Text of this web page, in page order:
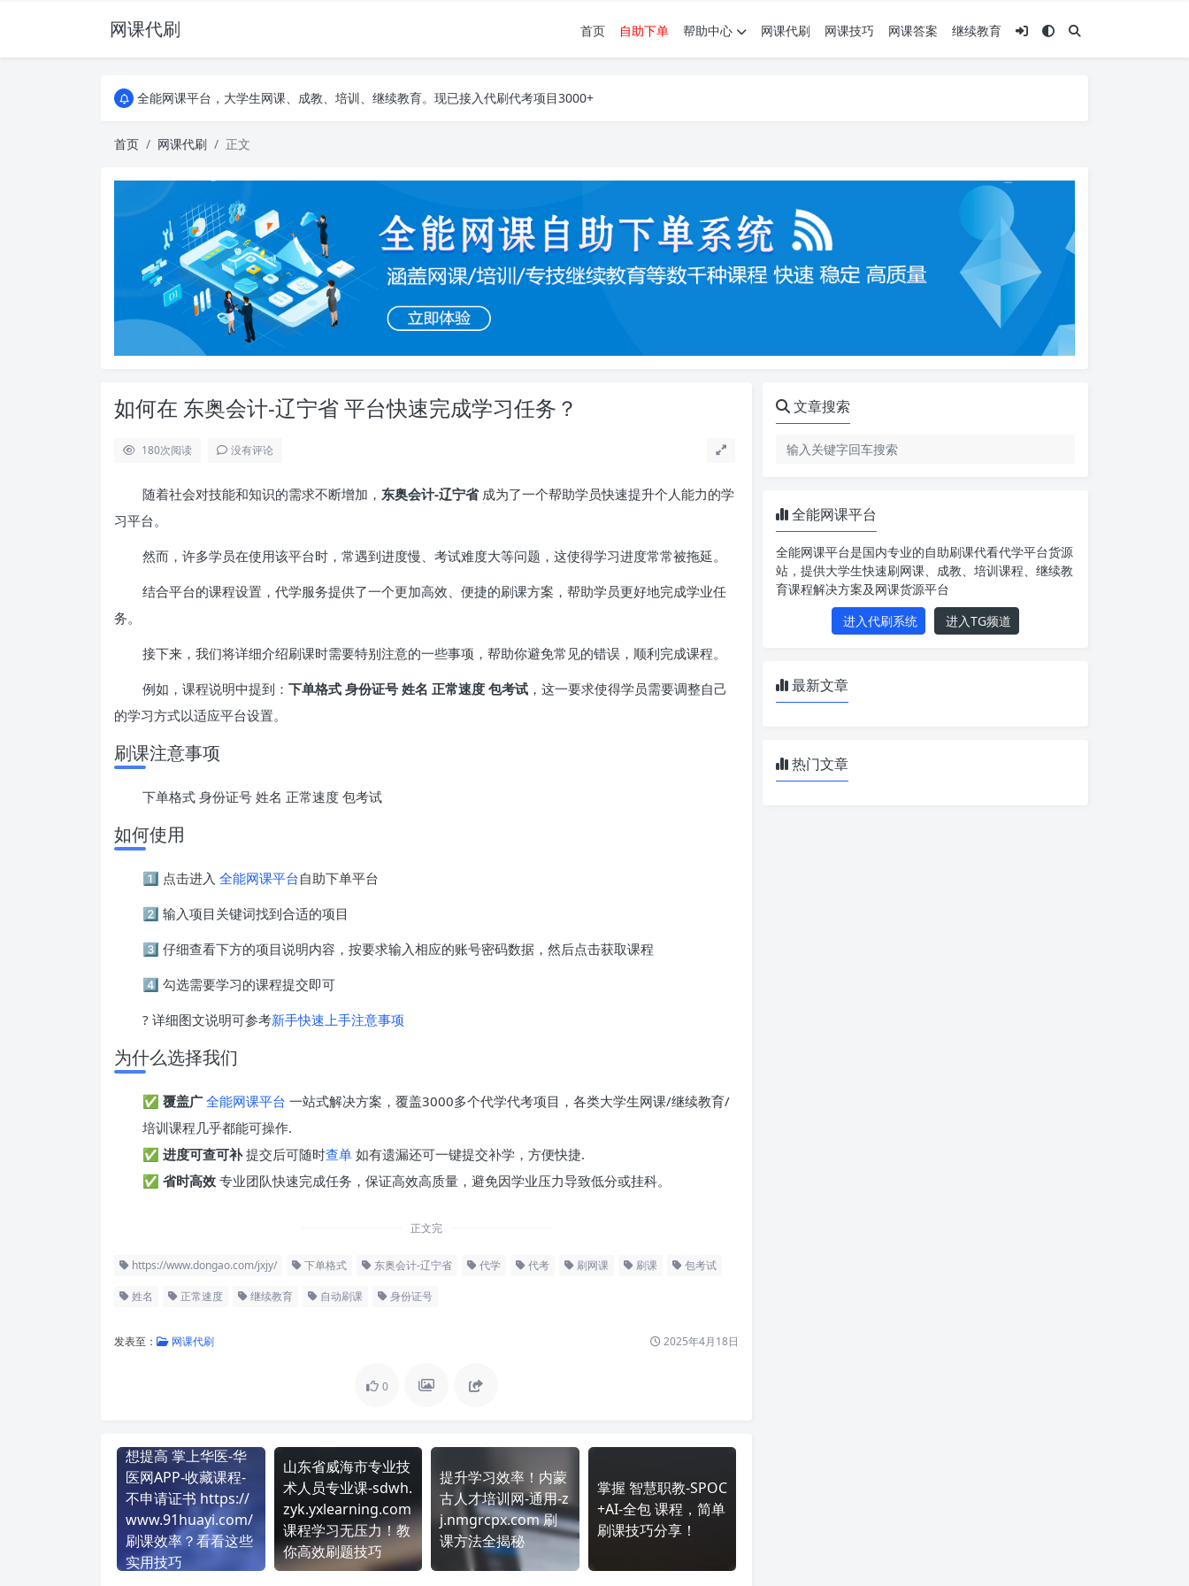
网课代刷 首页 自助下单 帮助中心 网课代刷 网课技巧 网课答案 继续教育
AI论文写作平台，根据真实文献内容生成论文
全能网课平台，大学生网课、成教、培训、继续教育。现已接入代刷代考项目3000+
全能网课平台，大学生网课、成教、培训、继续教育。现已接入代刷代考项目3000+
首页 网课代刷 正文
如何在 东奥会计-辽宁省 平台快速完成学习任务？
180次阅读 没有评论
随着社会对技能和知识的需求不断增加， 东奥会计-辽宁省成为了一个帮助学员快速提升个人能力的学
习平台。
然而，许多学员在使用该平台时，常遇到进度慢、考试难度大等问题，这使得学习进度常常被拖延。
结合平台的课程设置，代学服务提供了一个更加高效、便捷的刷课方案，帮助学员更好地完成学业任
务。
接下来，我们将详细介绍刷课时需要特别注意的一些事项，帮助你避免常见的错误，顺利完成课程。
例如，课程说明中提到： 下单格式 身份证号 姓名 正常速度 包考试 ，这一要求使得学员需要调整自己
的学习方式以适应平台设置。
刷课注意事项
下单格式 身份证号 姓名 正常速度 包考试
如何使用
1️⃣ 点击进入 全能网课平台自助下单平台
2️⃣ 输入项目关键词找到合适的项目
3️⃣ 仔细查看下方的项目说明内容，按要求输入相应的账号密码数据，然后点击获取课程
4️⃣ 勾选需要学习的课程提交即可
? 详细图文说明可参考新手快速上手注意事项
为什么选择我们
✅ 覆盖广 全能网课平台 一站式解决方案，覆盖3000多个代学代考项目，各类大学生网课/继续教育/
培训课程几乎都能可操作.
✅ 进度可查可补提交后可随时查单 如有遗漏还可一键提交补学，方便快捷.
✅ 省时高效 专业团队快速完成任务，保证高效高质量，避免因学业压力导致低分或挂科。
正文完
https://www.dongao.com/jxjy/ 下单格式 东奥会计-辽宁省 代学 代考 刷网课 刷课 包考试
姓名 正常速度 继续教育 自动刷课 身份证号
发表至： 网课代刷 2025年4月18日
0
想提高 掌上华医-华
医网APP-收藏课程-
不申请证书 https://
www.91huayi.com/
刷课效率？看看这些
实用技巧
山东省威海市专业技
术人员专业课-sdwh.
zyk.yxlearning.com
课程学习无压力！教
你高效刷题技巧
提升学习效率！内蒙
古人才培训网-通用-z
j.nmgrcpx.com 刷
课方法全揭秘
掌握 智慧职教-SPOC
+AI-全包 课程，简单
刷课技巧分享！
文章搜索
全能网课平台
全能网课平台是国内专业的自助刷课代看代学平台货源
站，提供大学生快速刷网课、成教、培训课程、继续教
育课程解决方案及网课货源平台
进入代刷系统
进入TG频道
最新文章
热门文章